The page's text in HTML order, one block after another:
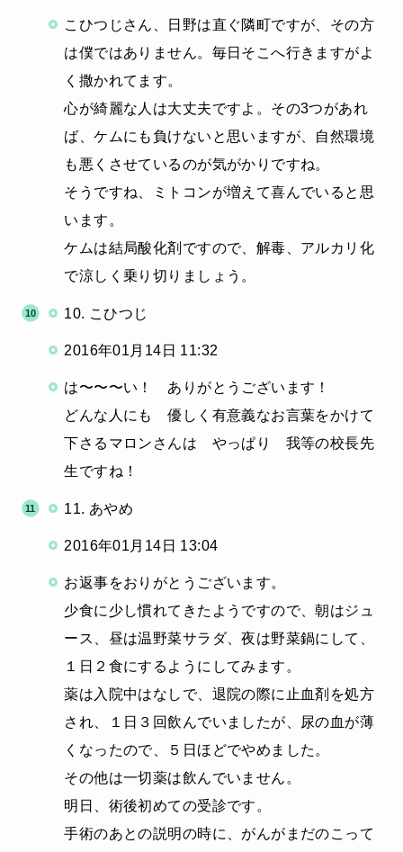
こひつじさん、日野は直ぐ隣町ですが、その方
は僕ではありません。毎日そこへ行きますがよ
く撒かれてます。
心が綺麗な人は大丈夫ですよ。その3つがあれ
ば、ケムにも負けないと思いますが、自然環境
も悪くさせているのが気がかりですね。
そうですね、ミトコンが増えて喜んでいると思
います。
ケムは結局酸化剤ですので、解毒、アルカリ化
で涼しく乗り切りましょう。
10. こひつじ
2016年01月14日 11:32
は〜〜〜い！ ありがとうございます！
どんな人にも 優しく有意義なお言葉をかけて
下さるマロンさんは やっぱり 我等の校長先
生ですね！
11. あやめ
2016年01月14日 13:04
お返事をおりがとうございます。
少食に少し慣れてきたようですので、朝はジュ
ース、昼は温野菜サラダ、夜は野菜鍋にして、
１日２食にするようにしてみます。
薬は入院中はなしで、退院の際に止血剤を処方
され、１日３回飲んでいましたが、尿の血が薄
くなったので、５日ほどでやめました。
その他は一切薬は飲んでいません。
明日、術後初めての受診です。
手術のあとの説明の時に、がんがまだのこって